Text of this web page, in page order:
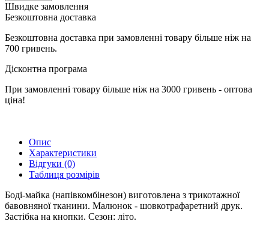
Швидке замовлення
Безкоштовна доставка
Безкоштовна доставка при замовленні товару більше ніж на
700 гривень.
Дісконтна програма
При замовленні товару більше ніж на 3000 гривень - оптова
ціна!
Опис
Характеристики
Відгуки (0)
Таблиця розмірів
Боді-майка (напівкомбінезон) виготовлена з трикотажної
бавовняної тканини. Малюнок - шовкотрафаретний друк.
Застібка на кнопки. Сезон: літо.